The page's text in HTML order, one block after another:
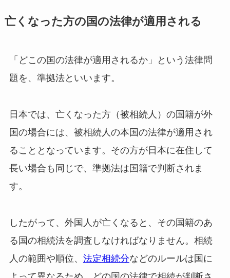
亡くなった方の国の法律が適用される
「どこの国の法律が適用されるか」という法律問
題を、準拠法といいます。
日本では、亡くなった方（被相続人）の国籍が外
国の場合には、被相続人の本国の法律が適用され
ることとなっています。その方が日本に在住して
長い場合も同じで、準拠法は国籍で判断されま
す。
したがって、外国人が亡くなると、その国籍のあ
る国の相続法を調査しなければなりません。相続
人の範囲や順位、 法定相続分などのルールは国に